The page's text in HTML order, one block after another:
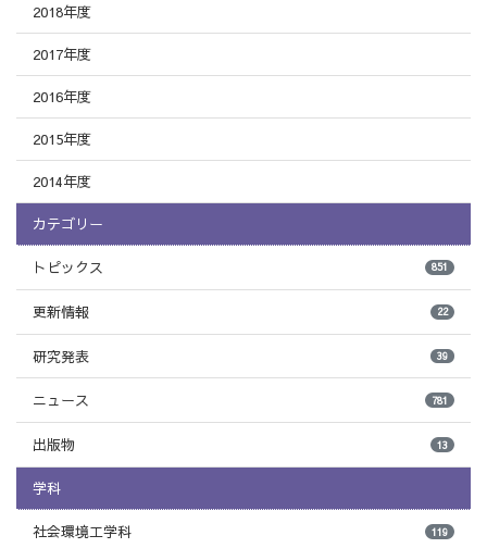
2018年度
2017年度
2016年度
2015年度
2014年度
カテゴリー
トピックス 851
更新情報 22
研究発表 39
ニュース 781
出版物 13
学科
社会環境工学科 119